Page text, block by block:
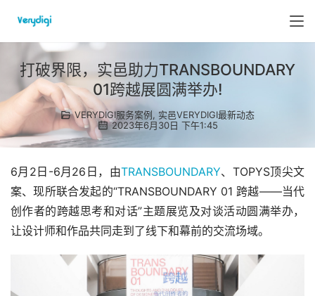
打破界限，实邑助力TRANSBOUNDARY
01跨越展圆满举办!
VERYDIGI服务案例, 实邑VERYDIGI最新动态
2023年6月30日 下午1:45
6月2日-6月26日，由TRANSBOUNDARY、TOPYS顶尖文
案、现所联合发起的“TRANSBOUNDARY 01 跨越——当代
创作者的跨越思考和对话”主题展览及对谈活动圆满举办，
让设计师和作品共同走到了线下和幕前的交流场域。